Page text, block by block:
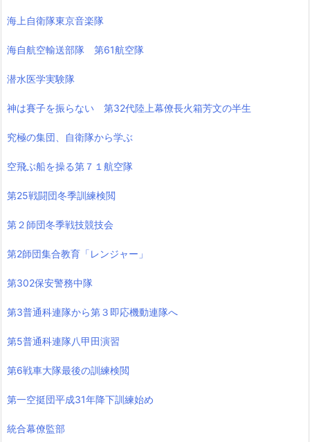
海上自衛隊東京音楽隊
海自航空輸送部隊 第61航空隊
潜水医学実験隊
神は賽子を振らない 第32代陸上幕僚長火箱芳文の半生
究極の集団、自衛隊から学ぶ
空飛ぶ船を操る第７１航空隊
第25戦闘団冬季訓練検閲
第２師団冬季戦技競技会
第2師団集合教育「レンジャー」
第302保安警務中隊
第3普通科連隊から第３即応機動連隊へ
第5普通科連隊八甲田演習
第6戦車大隊最後の訓練検閲
第一空挺団平成31年降下訓練始め
統合幕僚監部